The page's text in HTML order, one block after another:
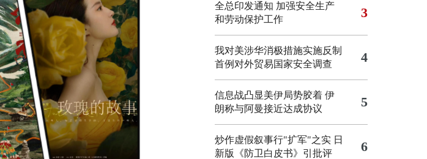
全总印发通知 加强安全生产
和劳动保护工作
3
我对美涉华消极措施实施反制
首例对外贸易国家安全调查
4
信息战凸显美伊局势胶着 伊
朗称与阿曼接近达成协议
5
炒作虚假叙事行"扩军"之实 日
新版《防卫白皮书》引批评
6